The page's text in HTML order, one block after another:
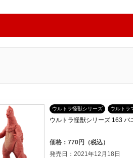
ウルトラ怪獣シリーズ ウルトラ
ウルトラ怪獣シリーズ 163 バ
価格：770円（税込）
発売日：2021年12月18日